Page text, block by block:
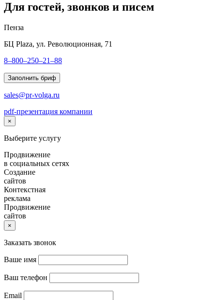
Для гостей, звонков и писем
Пенза
БЦ Plaza, ул. Революционная, 71
8–800–250–21–88
Заполнить бриф
sales@pr-volga.ru
pdf-презентация компании
×
Выберите услугу
Продвижение
в социальных сетях
Создание
сайтов
Контекстная
реклама
Продвижение
сайтов
×
Заказать звонок
Ваше имя
Ваш телефон
Email